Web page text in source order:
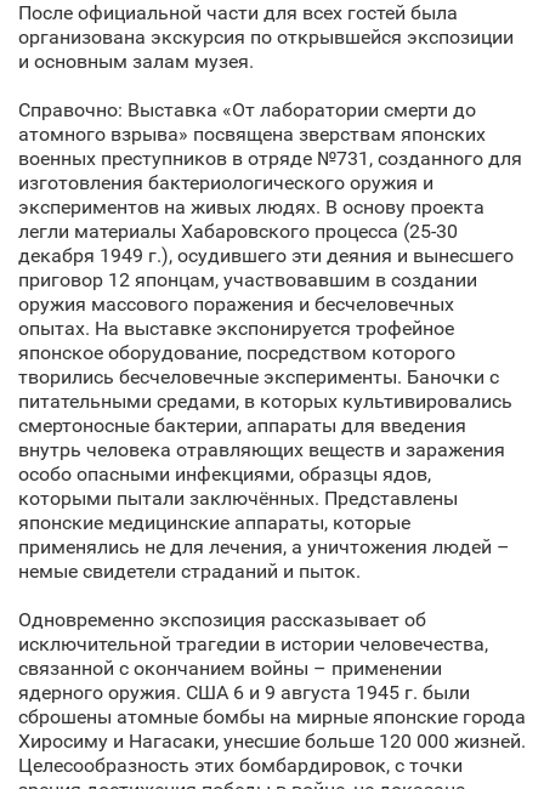
После официальной части для всех гостей была
организована экскурсия по открывшейся экспозиции
и основным залам музея.
Справочно: Выставка «От лаборатории смерти до
атомного взрыва» посвящена зверствам японских
военных преступников в отряде №731, созданного для
изготовления бактериологического оружия и
экспериментов на живых людях. В основу проекта
легли материалы Хабаровского процесса (25-30
декабря 1949 г.), осудившего эти деяния и вынесшего
приговор 12 японцам, участвовавшим в создании
оружия массового поражения и бесчеловечных
опытах. На выставке экспонируется трофейное
японское оборудование, посредством которого
творились бесчеловечные эксперименты. Баночки с
питательными средами, в которых культивировались
смертоносные бактерии, аппараты для введения
внутрь человека отравляющих веществ и заражения
особо опасными инфекциями, образцы ядов,
которыми пытали заключённых. Представлены
японские медицинские аппараты, которые
применялись не для лечения, а уничтожения людей –
немые свидетели страданий и пыток.
Одновременно экспозиция рассказывает об
исключительной трагедии в истории человечества,
связанной с окончанием войны – применении
ядерного оружия. США 6 и 9 августа 1945 г. были
сброшены атомные бомбы на мирные японские города
Хиросиму и Нагасаки, унесшие больше 120 000 жизней.
Целесообразность этих бомбардировок, с точки